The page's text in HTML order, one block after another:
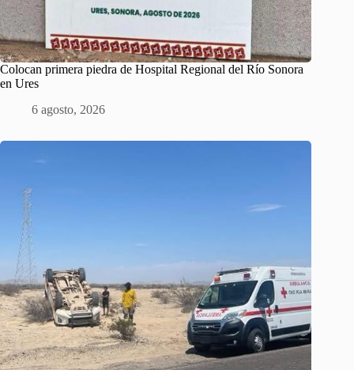
Colocan primera piedra de Hospital Regional del Río Sonora
en Ures
6 agosto, 2026